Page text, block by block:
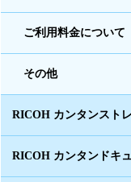
ご利用料金について
その他
RICOH カンタンスト
RICOH カンタンドキ